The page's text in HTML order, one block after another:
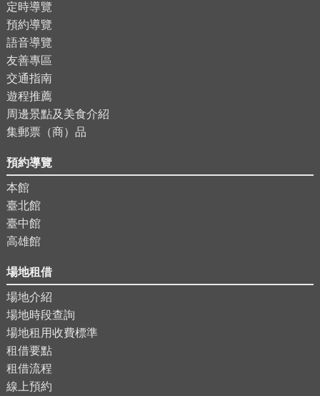
定時導覽
預約導覽
語音導覽
友善專區
交通指南
遊程推薦
周邊景點及美食介紹
集郵票（商）品
預約導覽
本館
臺北館
臺中館
高雄館
場地租借
場地介紹
場地時段查詢
場地租用收費標準
租借要點
租借流程
線上預約